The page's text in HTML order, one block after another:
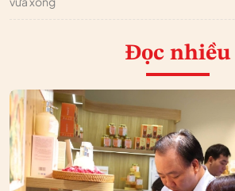
Đọc nhiều